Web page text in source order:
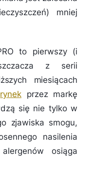
mniej
to pierwszy (i
z serii
miesiącach
rynek przez markę
się nie tylko w
zjawiska smogu,
nasilenia
osiąga